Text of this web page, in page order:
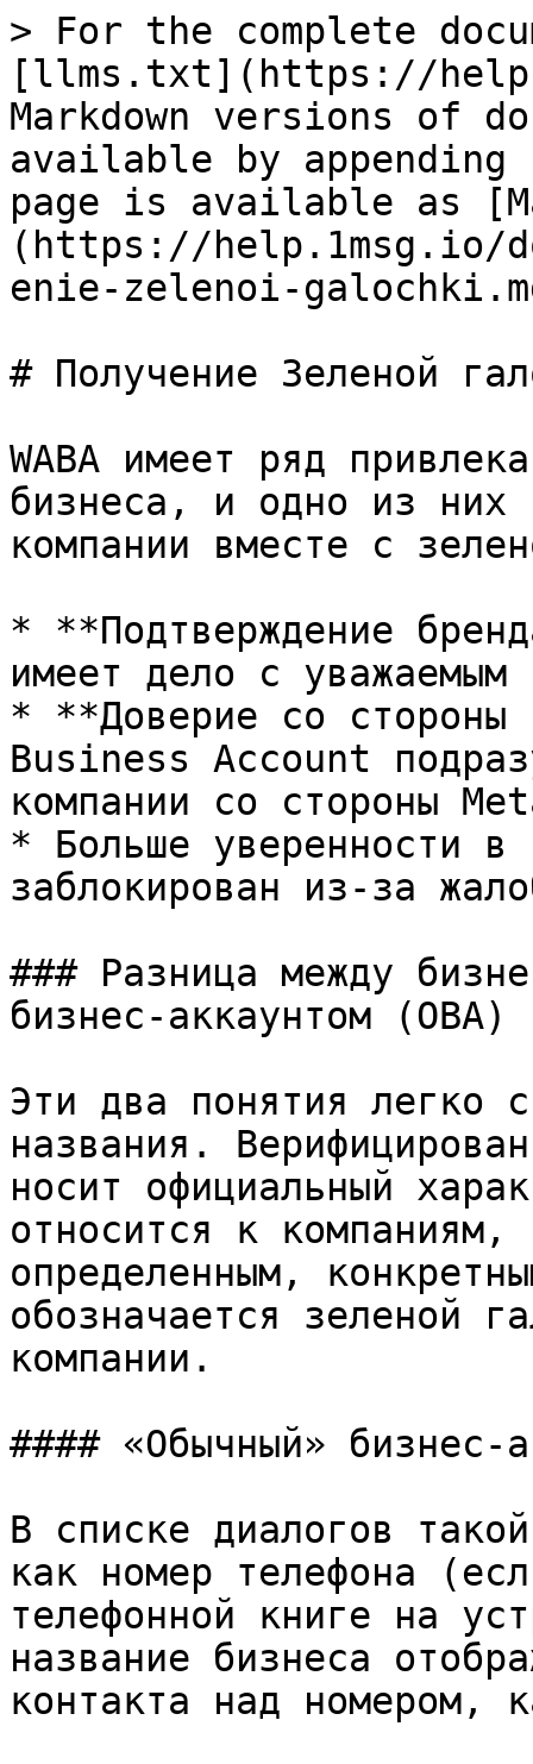
> For the complete
[llms.txt](https://
Markdown versions of
available by
page is available as
(https://help.1msg.io/
enie-zelenoi-
# Получение Зеленой
WABA имеет ряд
бизнеса, и одно из них
компании вместе с
* **Подтверждение
имеет дело с
* **Доверие со
Business Account
компании со стороны
* Больше уверенности
заблокирован из-за
### Разница между
бизнес-аккаунтом (OBA)
Эти два понятия легко
названия.
носит официальный
относится к компаниям,
определенным,
обозначается зеленой
компании.
#### «Обычный» бизнес-
В списке диалогов
как номер телефона
телефонной книге на
название бизнеса
контакта над номером,